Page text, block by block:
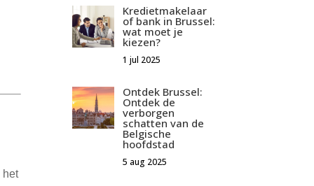
het
Kredietmakelaar
of bank in Brussel:
wat moet je
kiezen?
1 jul 2025
Ontdek Brussel:
Ontdek de
verborgen
schatten van de
Belgische
hoofdstad
5 aug 2025